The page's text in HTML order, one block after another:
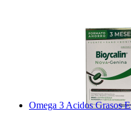
Omega 3 Acidos Grasos